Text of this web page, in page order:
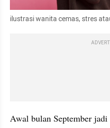
ilustrasi wanita cemas, stres
Awal bulan September